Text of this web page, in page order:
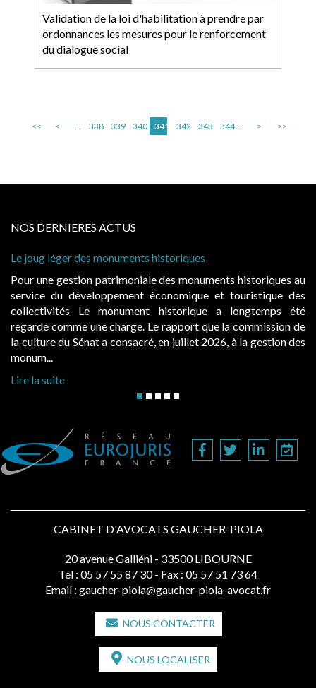
Validation de la loi d'habilitation à prendre par
ordonnances les mesures pour le renforcement
du dialogue social
<< < ... 338 339 340 341 342 343 344... > >>
NOS DERNIERES ACTUS
Le joug léger des monuments historiques
Pour une gestion patrimoniale des monuments historiques au
service du développement économique et touristique des
collectivités Le monument historique a longtemps été
regardé comme une charge. Le rapport que la commission de
la culture du Sénat a consacré, en juillet 2026, à la gestion des
monum...
Lire la suite
CABINET D'AVOCATS GAUCHER-PIOLA
20 avenue Galliéni - 33500 LIBOURNE
Tél : 05 57 55 87 30 - Fax : 05 57 51 73 64
Email : gaucher-piola@gaucher-piola-avocat.fr
NOUS CONTACTER
NOUS LOCALISER